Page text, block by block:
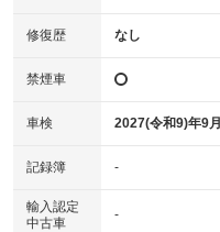
修復歴 なし
禁煙車
車検 2027(令和9)年9月
記録簿 -
輸入認定
中古車
-